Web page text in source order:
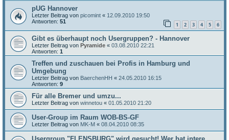
pUG Hannover
Letzter Beitrag von picomint « 12.09.2010 19:50
Antworten: 51 1 2 3 4 5 6
Gibt es überhaupt noch Usergruppen? - Hannover
Letzter Beitrag von Pyramide « 03.08.2010 22:21
Antworten: 1
Treffen und zuschauen bei Profis in Hamburg und
Umgebung
Letzter Beitrag von BaerchenHH « 24.05.2010 16:15
Antworten: 9
Für alle Bremer und umzu...
Letzter Beitrag von winnetou « 01.05.2010 21:20
User-Group im Raum WOB-BS-GF
Letzter Beitrag von MK-M « 08.04.2010 08:35